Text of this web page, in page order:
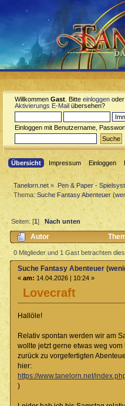
Willkommen Gast . Bitte einloggen oder
Aktivierungs E-Mail übersehen?
Einloggen mit Benutzername,
Übersicht Impressum Einloggen
Tanelorn.net » Pen & Paper -
Thema:Suche Fantasy Abenteuer
Seiten: [1] Nach unten
Autor
Vorbereitungszeit) (Gelesen 866
0 Mitglieder und 1 Gast betrachten
Lovecraft
Suche Fantasy Abenteuer
« am: 14.04.2026 | 10:24 »
Hallöle!
Relativ spontan werden wir am
wollte jetzt gerne etwas weg
zurück zu vorgefertigten
hier:
https://www.tanelorn.net/
)